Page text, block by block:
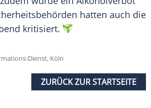
hatten auch die
kritisiert.
Dienst, Köln
ZURÜCK ZUR STARTSEITE